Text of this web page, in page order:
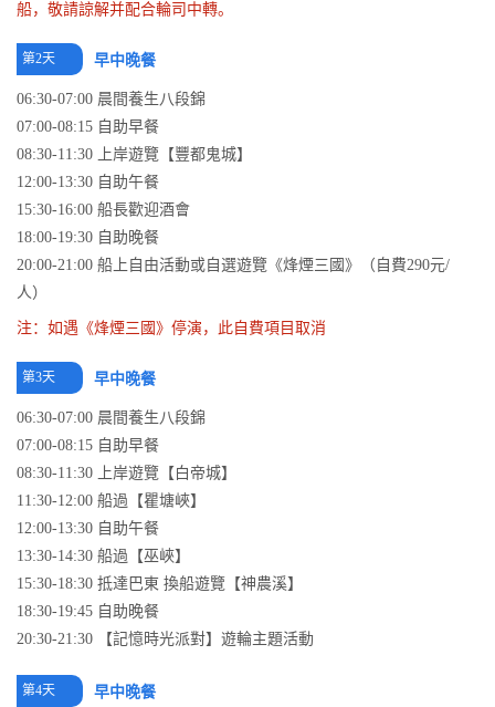
船，敬請諒解并配合輪司中轉。
第2天 早中晚餐
06:30-07:00 晨間養生八段錦
07:00-08:15 自助早餐
08:30-11:30 上岸遊覽【豐都鬼城】
12:00-13:30 自助午餐
15:30-16:00 船長歡迎酒會
18:00-19:30 自助晚餐
20:00-21:00 船上自由活動或自選遊覽《烽煙三國》（自費290元/
人）
注：如遇《烽煙三國》停演，此自費項目取消
第3天 早中晚餐
06:30-07:00 晨間養生八段錦
07:00-08:15 自助早餐
08:30-11:30 上岸遊覽【白帝城】
11:30-12:00 船過【瞿塘峽】
12:00-13:30 自助午餐
13:30-14:30 船過【巫峽】
15:30-18:30 抵達巴東 換船遊覽【神農溪】
18:30-19:45 自助晚餐
20:30-21:30 【記憶時光派對】遊輪主題活動
第4天 早中晚餐